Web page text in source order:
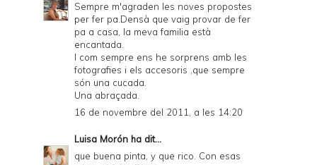
Sempre m'agraden les noves propostes
per fer pa.Densà que vaig provar de fer
pa a casa, la meva familia està
encantada.
I com sempre ens he sorprens amb les
fotografies i els accesoris ,que sempre
són una cucada.
Una abraçada.
16 de novembre del 2011, a les 14:20
Luisa Morón ha dit...
que buena pinta, y que rico. Con esas